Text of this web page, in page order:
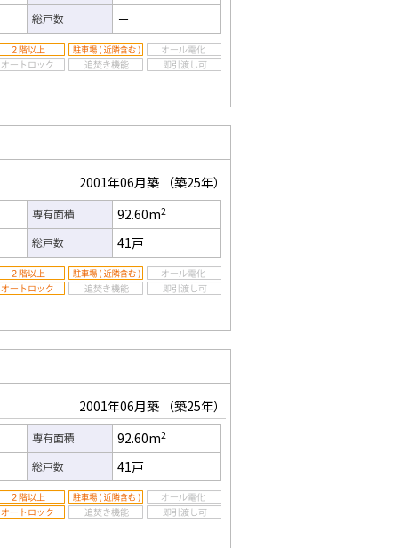
総戸数 －
2001年06月築 （築25年）
専有面積 92.60m2
総戸数 41戸
2001年06月築 （築25年）
専有面積 92.60m2
総戸数 41戸